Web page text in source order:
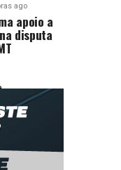
ago
apoio a
disputa